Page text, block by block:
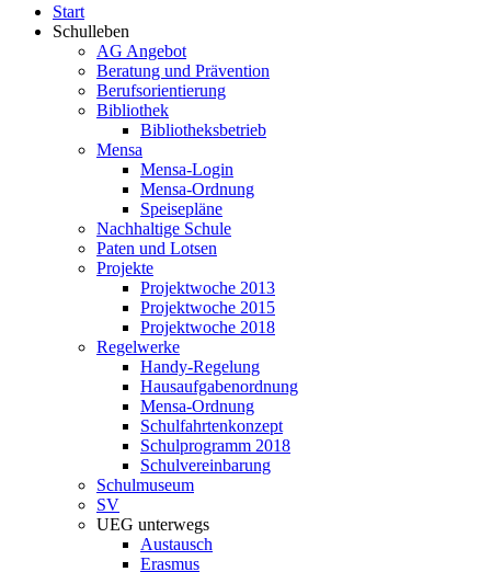
Start
Schulleben
AG Angebot
Beratung und Prävention
Berufsorientierung
Bibliothek
Bibliotheksbetrieb
Mensa
Mensa-Login
Mensa-Ordnung
Speisepläne
Nachhaltige Schule
Paten und Lotsen
Projekte
Projektwoche 2013
Projektwoche 2015
Projektwoche 2018
Regelwerke
Handy-Regelung
Hausaufgabenordnung
Mensa-Ordnung
Schulfahrtenkonzept
Schulprogramm 2018
Schulvereinbarung
Schulmuseum
SV
UEG unterwegs
Austausch
Erasmus